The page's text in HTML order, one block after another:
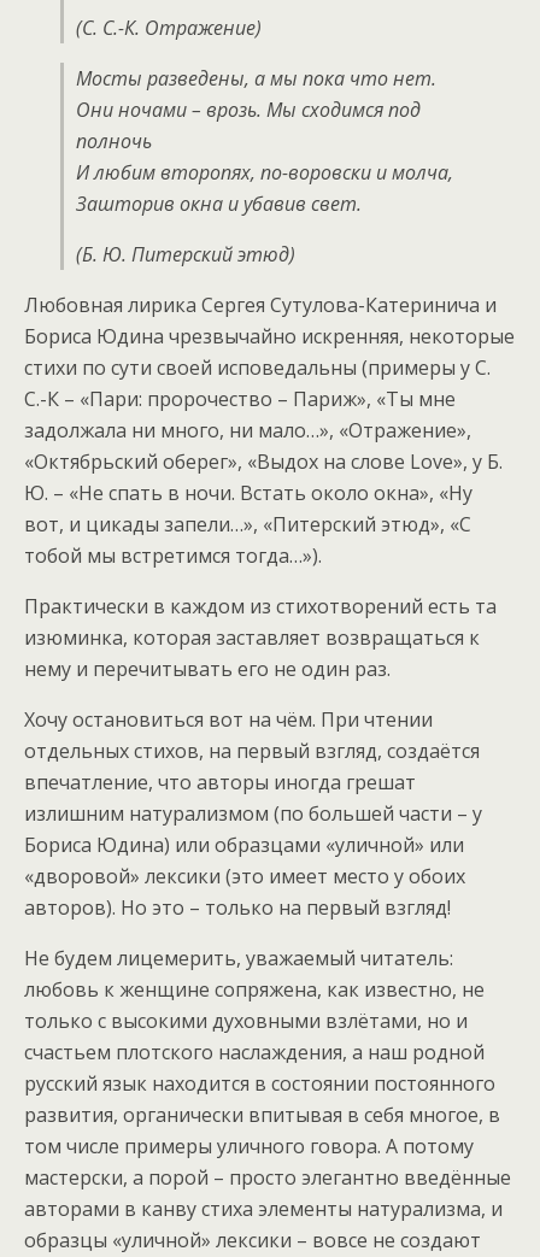
(С. С.-К. Отражение)
Мосты разведены, а мы пока что нет.
Они ночами – врозь. Мы сходимся под
полночь
И любим второпях, по-воровски и молча,
Зашторив окна и убавив свет.
(Б. Ю. Питерский этюд)
Любовная лирика Сергея Сутулова-Катеринича и
Бориса Юдина чрезвычайно искренняя, некоторые
стихи по сути своей исповедальны (примеры у С.
С.-К – «Пари: пророчество – Париж», «Ты мне
задолжала ни много, ни мало…», «Отражение»,
«Октябрьский оберег», «Выдох на слове Love», у Б.
Ю. – «Не спать в ночи. Встать около окна», «Ну
вот, и цикады запели…», «Питерский этюд», «С
тобой мы встретимся тогда…»).
Практически в каждом из стихотворений есть та
изюминка, которая заставляет возвращаться к
нему и перечитывать его не один раз.
Хочу остановиться вот на чём. При чтении
отдельных стихов, на первый взгляд, создаётся
впечатление, что авторы иногда грешат
излишним натурализмом (по большей части – у
Бориса Юдина) или образцами «уличной» или
«дворовой» лексики (это имеет место у обоих
авторов). Но это – только на первый взгляд!
Не будем лицемерить, уважаемый читатель:
любовь к женщине сопряжена, как известно, не
только с высокими духовными взлётами, но и
счастьем плотского наслаждения, а наш родной
русский язык находится в состоянии постоянного
развития, органически впитывая в себя многое, в
том числе примеры уличного говора. А потому
мастерски, а порой – просто элегантно введённые
авторами в канву стиха элементы натурализма, и
образцы «уличной» лексики – вовсе не создают